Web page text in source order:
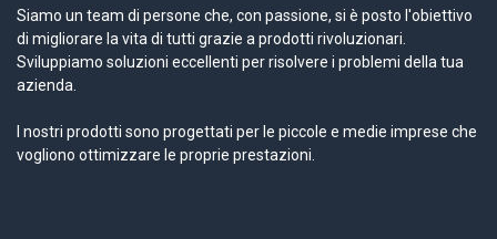
Siamo un team di persone che, con passione, si è posto l'obiettivo
di migliorare la vita di tutti grazie a prodotti rivoluzionari.
Sviluppiamo soluzioni eccellenti per risolvere i problemi della tua
azienda.
I nostri prodotti sono progettati per le piccole e medie imprese che
vogliono ottimizzare le proprie prestazioni.